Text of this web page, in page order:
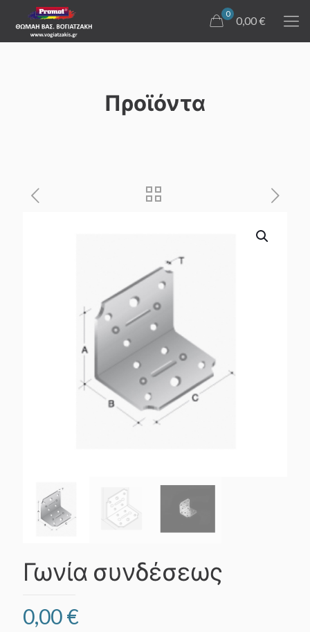
0
0,00 €
Προϊόντα
Γωνία συνδέσεως
0,00€